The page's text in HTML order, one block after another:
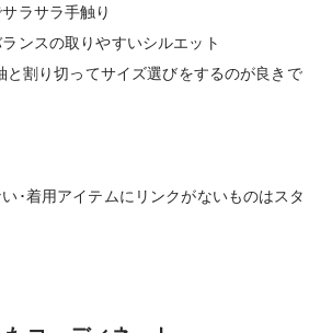
ラサラ手触り
ンスの取りやすいシルエット
割り切ってサイズ選びをするのが良きで
･着用アイテムにリンクがないものはスタ